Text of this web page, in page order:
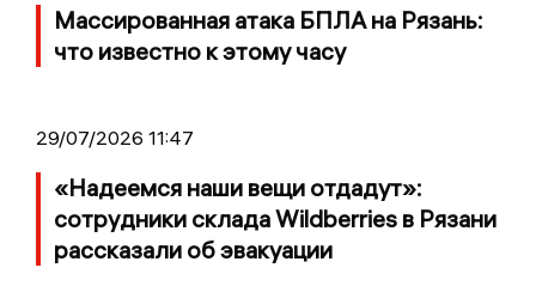
Массированная атака БПЛА на Рязань:
что известно к этому часу
29/07/2026 11:47
«Надеемся наши вещи отдадут»:
сотрудники склада Wildberries в Рязани
рассказали об эвакуации